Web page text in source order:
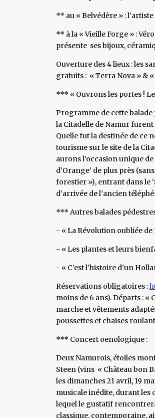
** au « Belvédère » :
** à la « Vieille Forge » :
présente ses bijoux,
Ouverture des 4 lieux : les
gratuits : « Terra Nova » & «
*** « Ouvrons les portes !
Programme de cette balade
la Citadelle de Namur
Quelle fut la destinée de ce
tourisme sur le site de la
aurons l’occasion unique
d’Orange’ de plus près
forestier »), entrant dans le
d’arrivée de l’ancien
*** Autres balades
- « La Révolution oubliée de
- « Les plantes et leurs
- « C’est l’histoire d’un
Réservations obligatoires :
moins de 6 ans). Départs : «
marche et vêtements
poussettes et chaises
*** Concert oenologique :
Deux Namurois, étoiles
Steen (vins « Château bon
les dimanches 21 avril, 19
musicale inédite, durant
lequel le gustatif
classique, contemporaine,